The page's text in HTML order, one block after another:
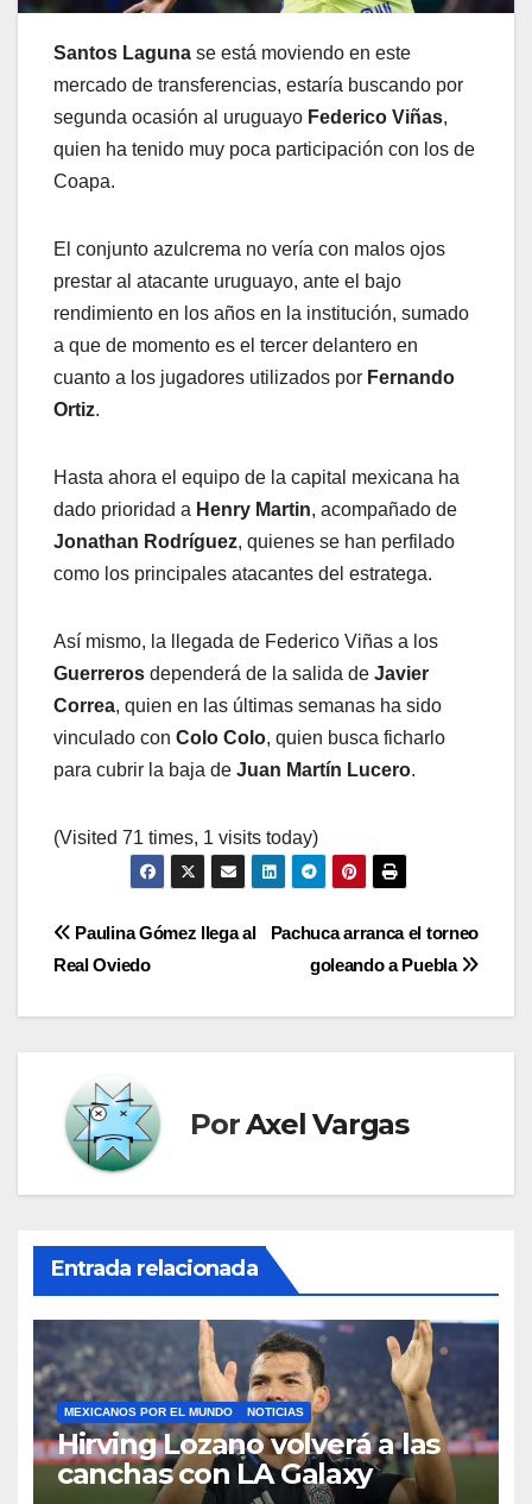
Santos Laguna se está moviendo en este
mercado de transferencias, estaría buscando por
segunda ocasión al uruguayo Federico Viñas,
quien ha tenido muy poca participación con los de
Coapa.
El conjunto azulcrema no vería con malos ojos
prestar al atacante uruguayo, ante el bajo
rendimiento en los años en la institución, sumado
a que de momento es el tercer delantero en
cuanto a los jugadores utilizados por Fernando
Ortiz.
Hasta ahora el equipo de la capital mexicana ha
dado prioridad a Henry Martin, acompañado de
Jonathan Rodríguez, quienes se han perfilado
como los principales atacantes del estratega.
Así mismo, la llegada de Federico Viñas a los
Guerreros dependerá de la salida de Javier
Correa, quien en las últimas semanas ha sido
vinculado con Colo Colo, quien busca ficharlo
para cubrir la baja de Juan Martín Lucero.
(Visited 71 times, 1 visits today)
Navegación
Pachuca arranca el torneo
goleando a Puebla
Paulina Gómez llega al
Real Oviedo
PorAxel Vargas
Entrada relacionada
MEXICANOS POR EL MUNDO NOTICIAS
Hirving Lozano volverá a las
canchas con LA Galaxy